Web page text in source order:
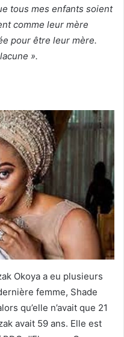
tous mes enfants soient
comme leur mère
pour être leur mère.
».
Okoya a eu plusieurs
femme, Shade
qu’elle n’avait que 21
avait 59 ans. Elle est